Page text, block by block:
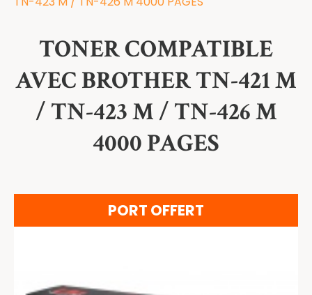
TONER COMPATIBLE
AVEC BROTHER TN-421 M
/ TN-423 M / TN-426 M
4000 PAGES
PORT OFFERT